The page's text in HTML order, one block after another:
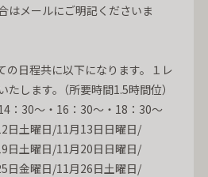
はメールにご明記くださいま
日程共に以下になります。１レ
します。（所要時間1.5時間位）
：30～・16：30～・18：30～
日土曜日/11月13日日曜日/
日土曜日/11月20日日曜日/
日金曜日/11月26日土曜日/